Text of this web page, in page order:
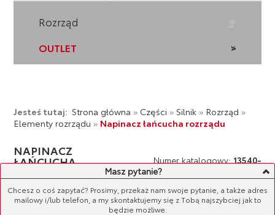
Rozrząd
OUTLET
Jesteś tutaj: Strona główna » Części»Silnik» Rozrząd »
Elementy rozrządu » Napinacz łańcucha rozrządu
NAPINACZ
ŁAŃCUCHA Numer katalogowy: 13540-
Masz pytanie?
Chcesz o coś zapytać? Prosimy, przekaż nam swoje pytanie, a także adres
mailowy i/lub telefon, a my skontaktujemy się z Tobą najszybciej jak to
będzie możliwe.